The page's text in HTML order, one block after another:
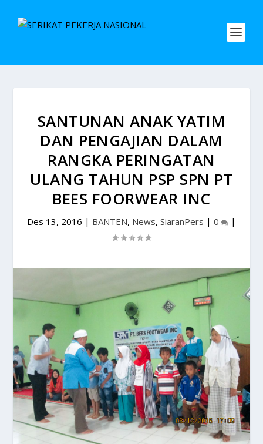
SANTUNAN ANAK YATIM
DAN PENGAJIAN DALAM
RANGKA PERINGATAN
ULANG TAHUN PSP SPN PT
BEES FOORWEAR INC
Des 13, 2016 | BANTEN, News, SiaranPers | 0 |